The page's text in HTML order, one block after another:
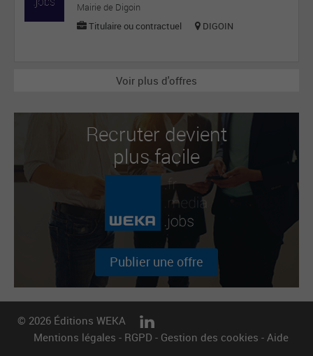
Mairie de Digoin
Titulaire ou contractuel
DIGOIN
Voir plus d'offres
Recruter devient
plus facile
Publier une offre
© 2026 Éditions WEKA
Mentions légales - RGPD - Gestion des cookies - Aide